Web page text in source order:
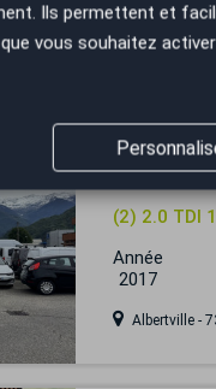
2023
Audi A3
(2) 2.0 TDI
Année
2017
Albertville -
Ils permettent et
vous souhaitez